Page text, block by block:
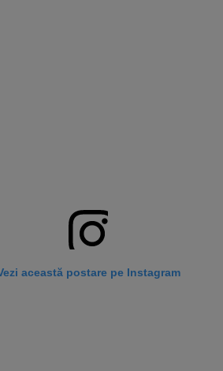
această postare pe Instagram